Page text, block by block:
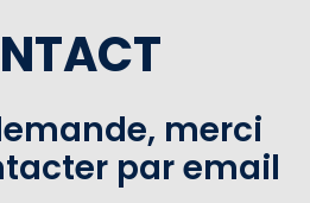
merci
par email